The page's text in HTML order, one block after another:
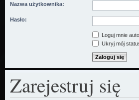
Nazwa użytkownika:
Hasło:
Loguj mnie
Ukryj mój
Zarejestruj się